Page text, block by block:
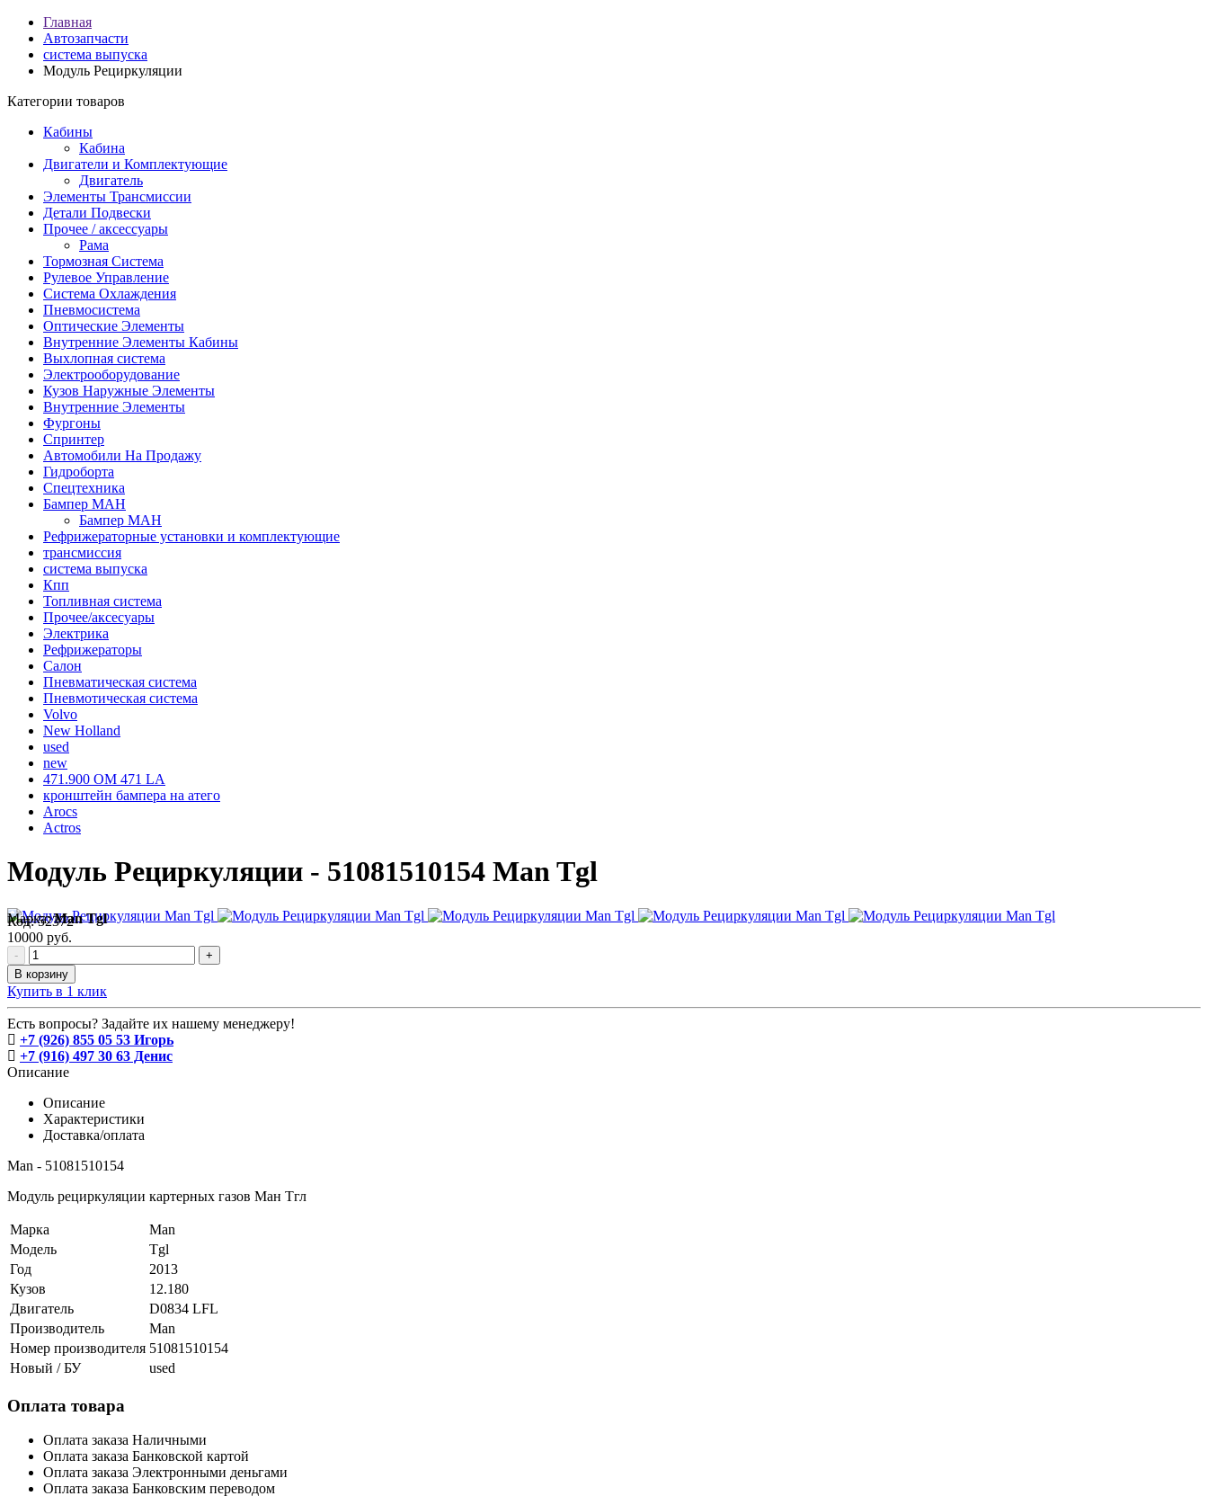
Главная
Автозапчасти
система выпуска
Модуль Рециркуляции
Категории товаров
Кабины
Кабина
Двигатели и Комплектующие
Двигатель
Элементы Трансмиссии
Детали Подвески
Прочее / аксессуары
Рама
Тормозная Система
Рулевое Управление
Система Охлаждения
Пневмосистема
Оптические Элементы
Внутренние Элементы Кабины
Выхлопная система
Электрооборудование
Кузов Наружные Элементы
Внутренние Элементы
Фургоны
Спринтер
Автомобили На Продажу
Гидроборта
Спецтехника
Бампер МАН
Бампер МАН
Рефрижераторные установки и комплектующие
трансмиссия
система выпуска
Кпп
Топливная система
Прочее/аксесуары
Электрика
Рефрижераторы
Салон
Пневматическая система
Пневмотическая система
Volvo
New Holland
used
new
471.900 OM 471 LA
кронштейн бампера на атего
Arocs
Actros
Модуль Рециркуляции - 51081510154 Man Tgl
Марка:Man Tgl
Код:52372
10000 руб.
-
+
В корзину
Купить в 1 клик
Есть вопросы? Задайте их нашему менеджеру!
+7 (926) 855 05 53 Игорь
+7 (916) 497 30 63 Денис
Описание
Описание
Характеристики
Доставка/оплата
Man - 51081510154
Модуль рециркуляции картерных газов Ман Тгл
Марка
Man
Модель
Tgl
Год
2013
Кузов
12.180
Двигатель
D0834 LFL
Производитель
Man
Номер производителя 51081510154
Новый / БУ
used
Оплата товара
Оплата заказа Наличными
Оплата заказа Банковской картой
Оплата заказа Электронными деньгами
Оплата заказа Банковским переводом